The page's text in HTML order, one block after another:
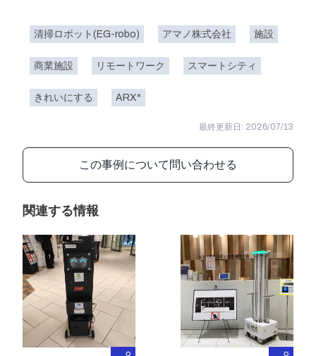
清掃ロボット(EG-robo) アマノ株式会社 施設
商業施設 リモートワーク スマートシティ
きれいにする ARX*
最終更新日: 2026/07/13
この事例について問い合わせる
関連する情報